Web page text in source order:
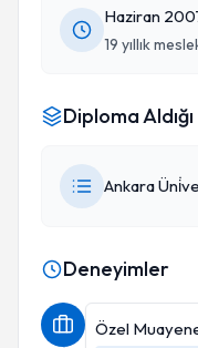
Haziran
19 yıllık
Diploma
Ankara
Deneyimler
Özel